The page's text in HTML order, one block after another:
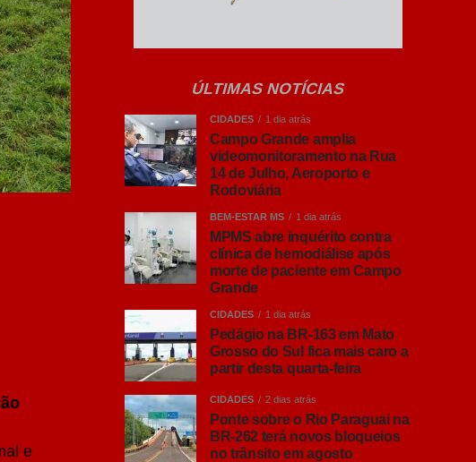
e
ÚLTIMAS NOTÍCIAS
CIDADES 1 dia atrás
Campo Grande amplia
videomonitoramento na Rua
14 de Julho, Aeroporto e
Rodoviária
BEM-ESTAR MS 1 dia atrás
MPMS abre inquérito contra
clínica de hemodiálise após
morte de paciente em Campo
Grande
CIDADES 1 dia atrás
Pedágio na BR-163 em Mato
Grosso do Sul fica mais caro a
partir desta quarta-feira
CIDADES 2 dias atrás
Ponte sobre o Rio Paraguai na
BR-262 terá novos bloqueios
no trânsito em agosto